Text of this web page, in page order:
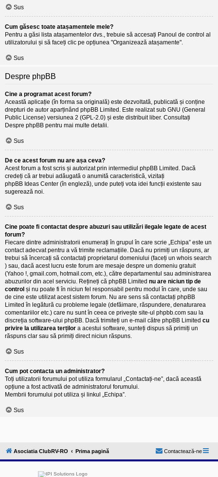
Sus
Cum găsesc toate atașamentele mele?
Pentru a găsi lista atașamentelor dvs., trebuie să accesați Panoul de control al
utilizatorului și să faceți clic pe opțiunea "Organizează atașamente".
Sus
Despre phpBB
Cine a programat acest forum?
Această aplicație (în forma sa originală) este dezvoltată, publicată și conține
drepturi de autor aparținând phpBB Limited . Este realizat sub GNU (General
Public License) versiunea 2 (GPL-2.0) și este distribuit liber. Consultați
Despre phpBB pentru mai multe detalii.
Sus
De ce acest forum nu are așa ceva?
Acest forum a fost scris și autorizat prin intermediul phpBB Limited. Dacă
credeți că ar trebui adăugată o anumită caracteristică, vizitați
phpBB Ideas Center (în engleză), unde puteți vota idei funcții existente sau
sugerează noi.
Sus
Cine poate fi contactat despre abuzuri sau utilizări ilegale legate de acest
forum?
Fiecare dintre administratorii enumerați în grupul în care scrie „Echipa” este un
contact adecvat pentru a vă trimite reclamațiile. Dacă nu primiți un răspuns, ar
trebui să încercați să contactați proprietarul domeniului (faceți un whois search
) sau, dacă acest lucru este forum are mesaje despre un domeniu gratuit
(Yahoo !, gmail.com, hotmail.com, etc.), către departamentul sau administrarea
abuzurilor din acel serviciu. Rețineți că phpBB Limited nu are niciun tip de
control și nu poate fi în niciun fel responsabil pentru modul în care, unde sau
de cine este utilizat acest sistem forum. Nu are sens să contactați phpBB
Limited în legătură cu probleme legale (defăimare, răspundere, denaturarea
comentariilor etc.) care nu sunt în ceea ce privește site-ul phpbb.com sau la
discreția software-ului phpBB. Dacă trimiteți un e-mail către phpBB Limited cu
privire la utilizarea terților a acestui software, sunteți dispus să primiți un
răspuns clar sau să primiți direct niciun răspuns.
Sus
Cum pot contacta un administrator?
Toți utilizatorii forumului pot utiliza formularul „Contactați-ne”, dacă această
opțiune a fost activată de administratorul forumului.
Membrii forumului pot utiliza și linkul „Echipa”.
Sus
Asociatia ClubRV-RO Prima pagină Contactează-ne